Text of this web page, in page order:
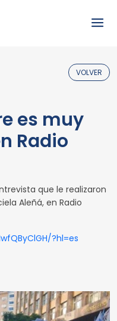
VOLVER
es muy
Radio
que le realizaron
Aleñá, en Radio
?hl=es